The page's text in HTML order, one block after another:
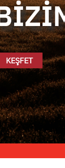
KEŞFET